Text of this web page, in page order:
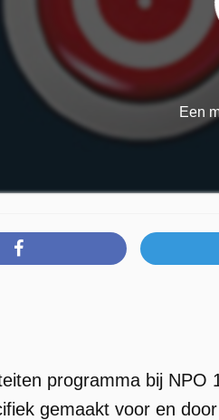
Een
programma bij
gemaakt voor en